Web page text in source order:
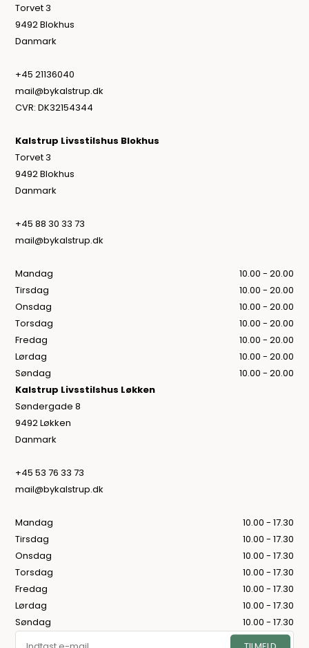
Torvet 3
9492 Blokhus
Danmark
+45 21136040
mail@bykalstrup.dk
CVR: DK32154344
Kalstrup Livsstilshus Blokhus
Torvet 3
9492 Blokhus
Danmark
+45 88 30 33 73
mail@bykalstrup.dk
Mandag
10.00 - 20.00
Tirsdag
10.00 - 20.00
Onsdag
10.00 - 20.00
Torsdag
10.00 - 20.00
Fredag
10.00 - 20.00
Lørdag
10.00 - 20.00
Søndag
10.00 - 20.00
Kalstrup Livsstilshus Løkken
Søndergade 8
9492 Løkken
Danmark
+45 53 76 33 73
mail@bykalstrup.dk
Mandag
10.00 - 17.30
Tirsdag
10.00 - 17.30
Onsdag
10.00 - 17.30
Torsdag
10.00 - 17.30
Fredag
10.00 - 17.30
Lørdag
10.00 - 17.30
Søndag
10.00 - 17.30